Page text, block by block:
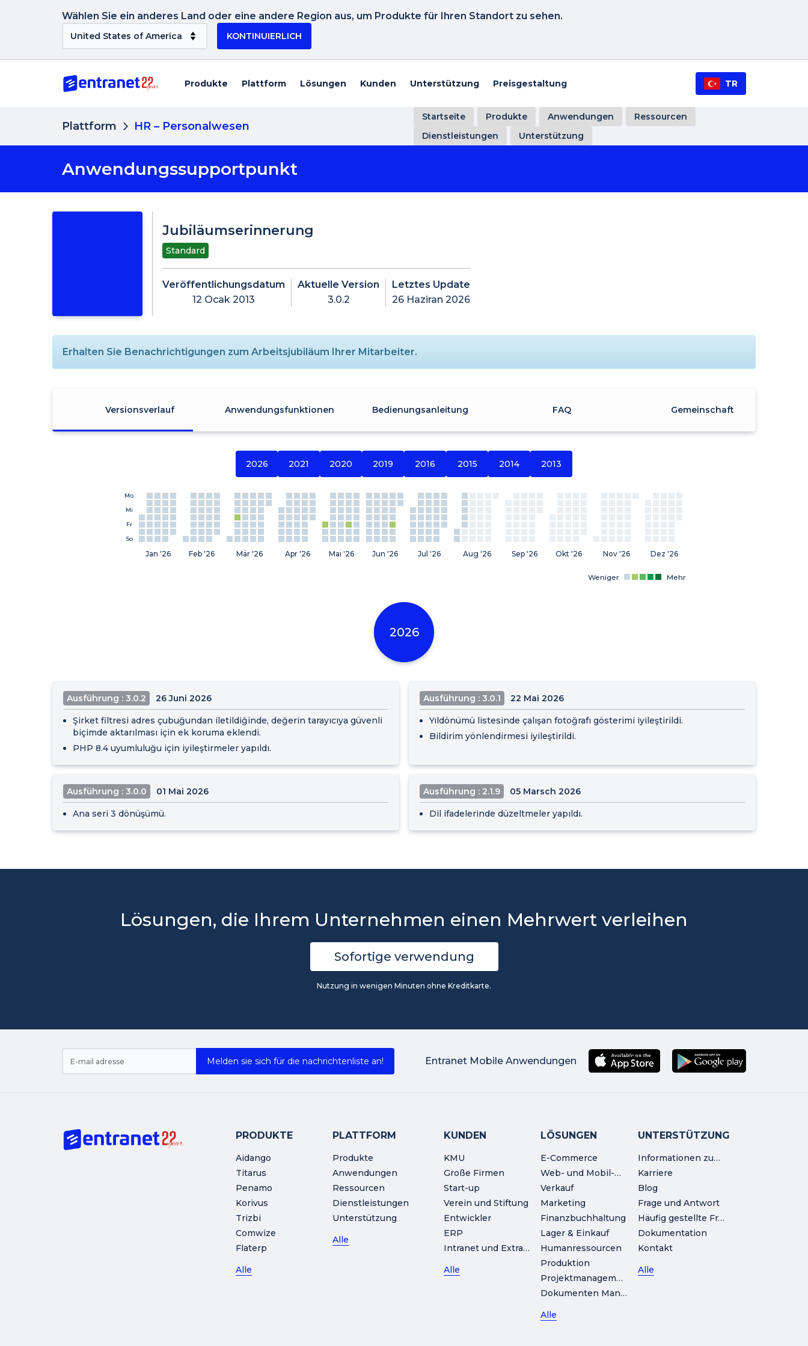
Wählen Sie ein anderes Land oder eine andere Region aus, um Produkte für Ihren Standort zu sehen.
KONTINUIERLICH
Produkte Plattform Lösungen Kunden Unterstützung Preisgestaltung TR
Plattform HR – Personalwesen
Startseite Produkte Anwendungen
Ressourcen
Dienstleistungen
Unterstützung
Anwendungssupportpunkt
Jubiläumserinnerung
Standard
Veröffentlichungsdatum
12 Ocak 2013
Aktuelle Version
3.0.2
Letztes Update
26 Haziran 2026
Erhalten Sie Benachrichtigungen zum Arbeitsjubiläum Ihrer Mitarbeiter.
Versionsverlauf Anwendungsfunktionen Bedienungsanleitung FAQ Gemeinschaft
2026 2021 2020 2019 2016 2015 2014 2013
Mo
Mi
Fr
So
Jan '26 Feb '26 Mär '26 Apr '26 Mai '26 Jun '26 Jul '26 Aug '26 Sep '26 Okt '26 Nov '26 Dez '26
Weniger Mehr
2026
Ausführung : 3.0.2 26 Juni 2026
Şirket filtresi adres çubuğundan iletildiğinde, değerin tarayıcıya güvenli
biçimde aktarılması için ek koruma eklendi.
PHP 8.4 uyumluluğu için iyileştirmeler yapıldı.
Ausführung : 3.0.1 22 Mai 2026
Yıldönümü listesinde çalışan fotoğrafı gösterimi iyileştirildi.
Bildirim yönlendirmesi iyileştirildi.
Ausführung : 3.0.0 01 Mai 2026
Ana seri 3 dönüşümü.
Ausführung : 2.1.9 05 Marsch 2026
Dil ifadelerinde düzeltmeler yapıldı.
Lösungen, die Ihrem Unternehmen einen Mehrwert verleihen
Sofortige verwendung
Nutzung in wenigen Minuten ohne Kreditkarte.
Melden sie sich für die nachrichtenliste an! Entranet Mobile Anwendungen
PRODUKTE
Aidango
Titarus
Penamo
Korivus
Trizbi
Comwize
Flaterp
Alle
PLATTFORM
Produkte
Anwendungen
Ressourcen
Dienstleistungen
Unterstützung
Alle
KUNDEN
KMU
Große Firmen
Start-up
Verein und Stiftung
Entwickler
ERP
Intranet und Extranet
Alle
LÖSUNGEN
E-Commerce
Web- und Mobil-Workshop
Verkauf
Marketing
Finanzbuchhaltung
Lager & Einkauf
Humanressourcen
Produktion
Projektmanagement
Dokumenten Management
Alle
UNTERSTÜTZUNG
Informationen zum Unternehmen
Karriere
Blog
Frage und Antwort
Häufig gestellte Fragen
Dokumentation
Kontakt
Alle